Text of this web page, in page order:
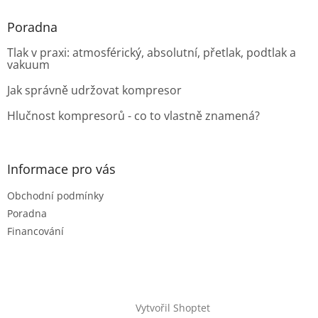
Poradna
Tlak v praxi: atmosférický, absolutní, přetlak, podtlak a
vakuum
Jak správně udržovat kompresor
Hlučnost kompresorů - co to vlastně znamená?
Informace pro vás
Obchodní podmínky
Poradna
Financování
Vytvořil Shoptet